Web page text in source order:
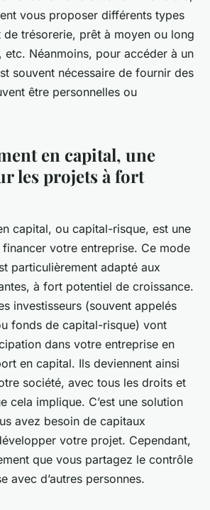
vous proposer différents types
trésorerie, prêt à moyen ou long
Néanmoins, pour accéder à un
souvent nécessaire de fournir des
être personnelles ou
en capital, une
les projets à fort
capital, ou capital-risque, est une
votre entreprise. Ce mode
particulièrement adapté aux
à fort potentiel de croissance.
investisseurs (souvent appelés
fonds de capital-risque) vont
dans votre entreprise en
en capital. Ils deviennent ainsi
société, avec tous les droits et
cela implique. C’est une solution
avez besoin de capitaux
votre projet. Cependant,
que vous partagez le contrôle
avec d’autres personnes.